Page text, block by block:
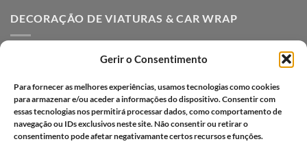
Gerir o Consentimento
Para fornecer as melhores experiências, usamos tecnologias como cookies
para armazenar e/ou aceder a informações do dispositivo. Consentir com
essas tecnologias nos permitirá processar dados, como comportamento de
navegação ou IDs exclusivos neste site. Não consentir ou retirar o
consentimento pode afetar negativamante certos recursos e funções.
DECORAÇÃO DE VIATURAS & CAR WRAP
Decoração de Viaturas
Decoração de viaturas em vinil
Vantagens da decoração de viaturas
Processo criativo